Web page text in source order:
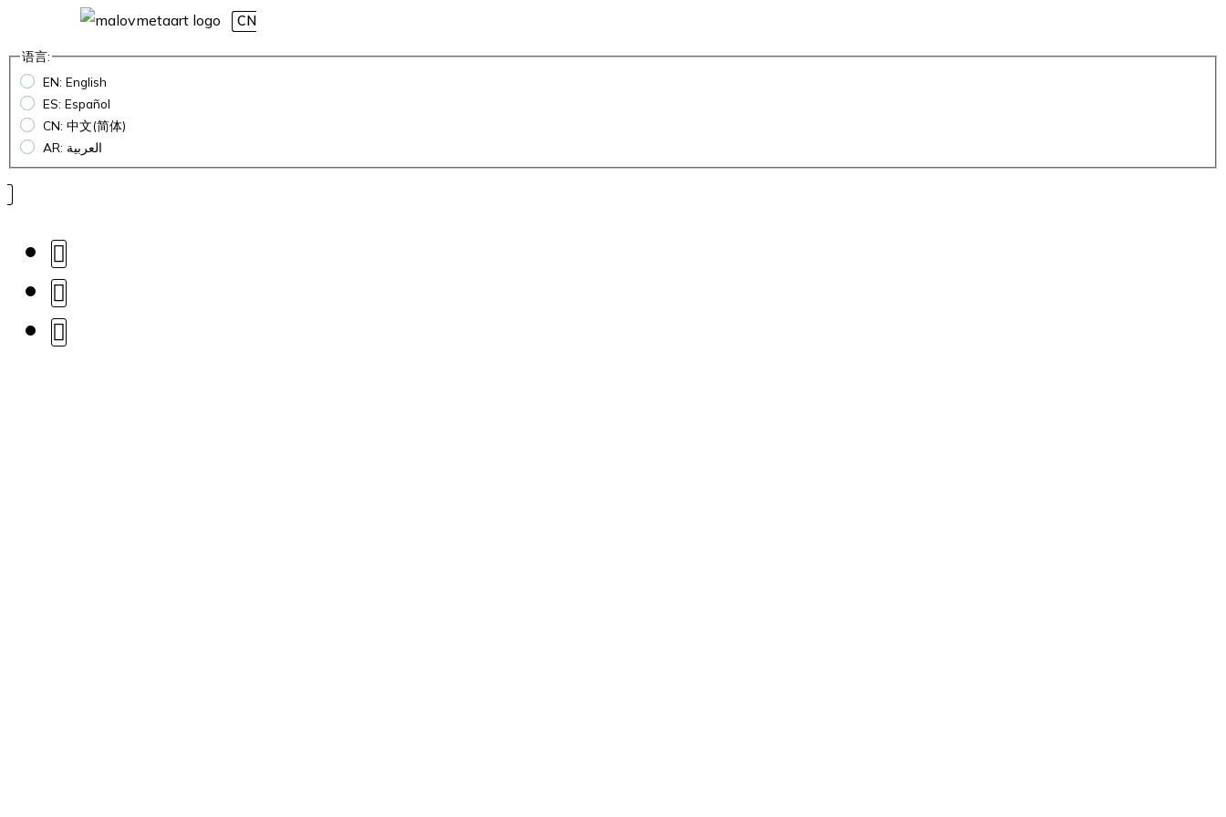
CN
语言:
EN: English
ES: Español
CN: 中文(简体)
AR: العربية